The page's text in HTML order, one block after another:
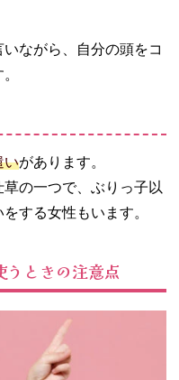
ながら、自分の頭をコ
いがあります。
草の一つで、ぶりっ子以
する女性もいます。
ときの注意点